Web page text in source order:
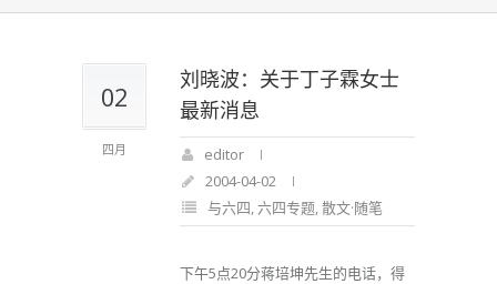
02
四月
刘晓波：关于丁子霖女士
最新消息
editor
2004-04-02
与六四,六四专题,散文·随笔
下午5点20分蒋培坤先生的电话，得